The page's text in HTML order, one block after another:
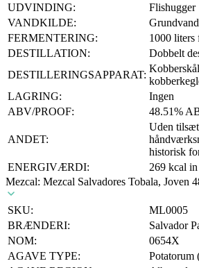
UDVINDING:
Flishugger
VANDKILDE:
FERMENTERING:
1000 liters
DESTILLATION:
Dobbelt
DESTILLERINGSAPPARAT:
LAGRING:
Ingen
ABV/PROOF:
48.51%
ANDET:
Uden
historisk
ENERGIVÆRDI:
269 kcal
Mezcal: Mezcal Salvadores Tobala, Joven
SKU:
ML0005
BRÆNDERI:
Salvador
NOM:
0654X
AGAVE TYPE:
Potatorum